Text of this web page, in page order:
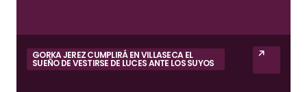
GORKA JEREZ CUMPLIRÁ EN VILLASECA EL
SUEÑO DE VESTIRSE DE LUCES ANTE LOS SUYOS